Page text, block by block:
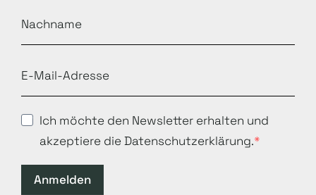
Ich möchte den Newsletter erhalten und
akzeptiere die Datenschutzerklärung.
Anmelden